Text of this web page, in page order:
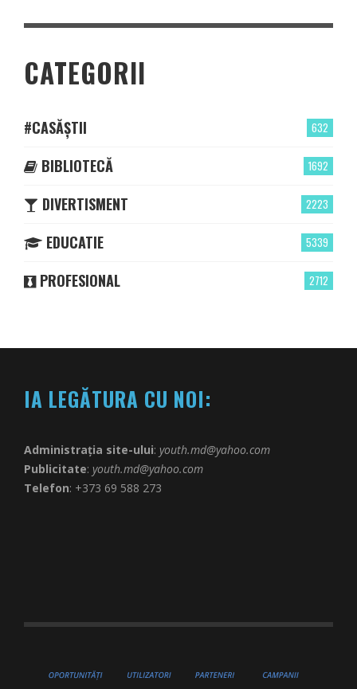
CATEGORII
632
#CASĂȘTII
1692
BIBLIOTECĂ
2223
DIVERTISMENT
5339
EDUCATIE
2712
PROFESIONAL
IA LEGĂTURA CU NOI:
Administrația site-ului: youth.md@yahoo.com
Publicitate: youth.md@yahoo.com
Telefon: +373 69 588 273